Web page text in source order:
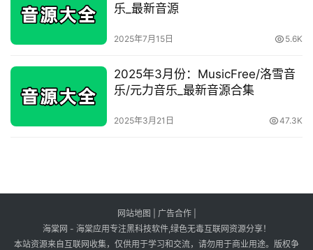
乐_最新音源
2025年7月15日 5.6K
2025年3月份：MusicFree/洛雪音
乐/元力音乐_最新音源合集
2025年3月21日 47.3K
网站地图 广告合作|
海棠网 - 海棠应用专注黑科技软件,绿色无毒互联网资源分享！
本站资源来自互联网收集，仅供用于学习和交流，请勿用于商业用途。版权争